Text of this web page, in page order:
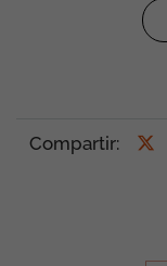
Compartir: